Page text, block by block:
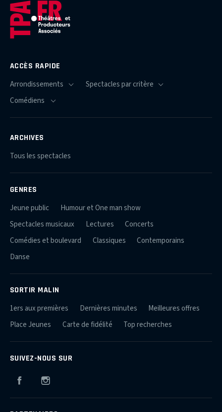
ACCÈS RAPIDE
ARCHIVES
Tous les spectacles
GENRES
Jeune public
Humour et One man show
Spectacles musicaux
Lectures
Concerts
Comédies et boulevard
Classiques
Contemporains
Danse
SORTIR MALIN
1ers aux premières Dernières minutes
Meilleures offres
Place Jeunes
Carte de fidélité Top recherches
SUIVEZ-NOUS SUR
Facebook